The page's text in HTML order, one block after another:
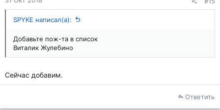
SPYKE написал(а):
Добавьте пож-та в список
Виталик Жулебино
Сейчас добавим.
Ответить